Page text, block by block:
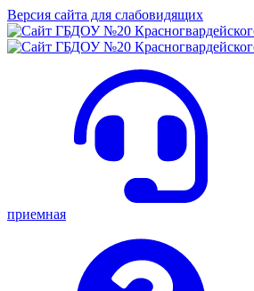
Версия сайта для слабовидящих
приемная